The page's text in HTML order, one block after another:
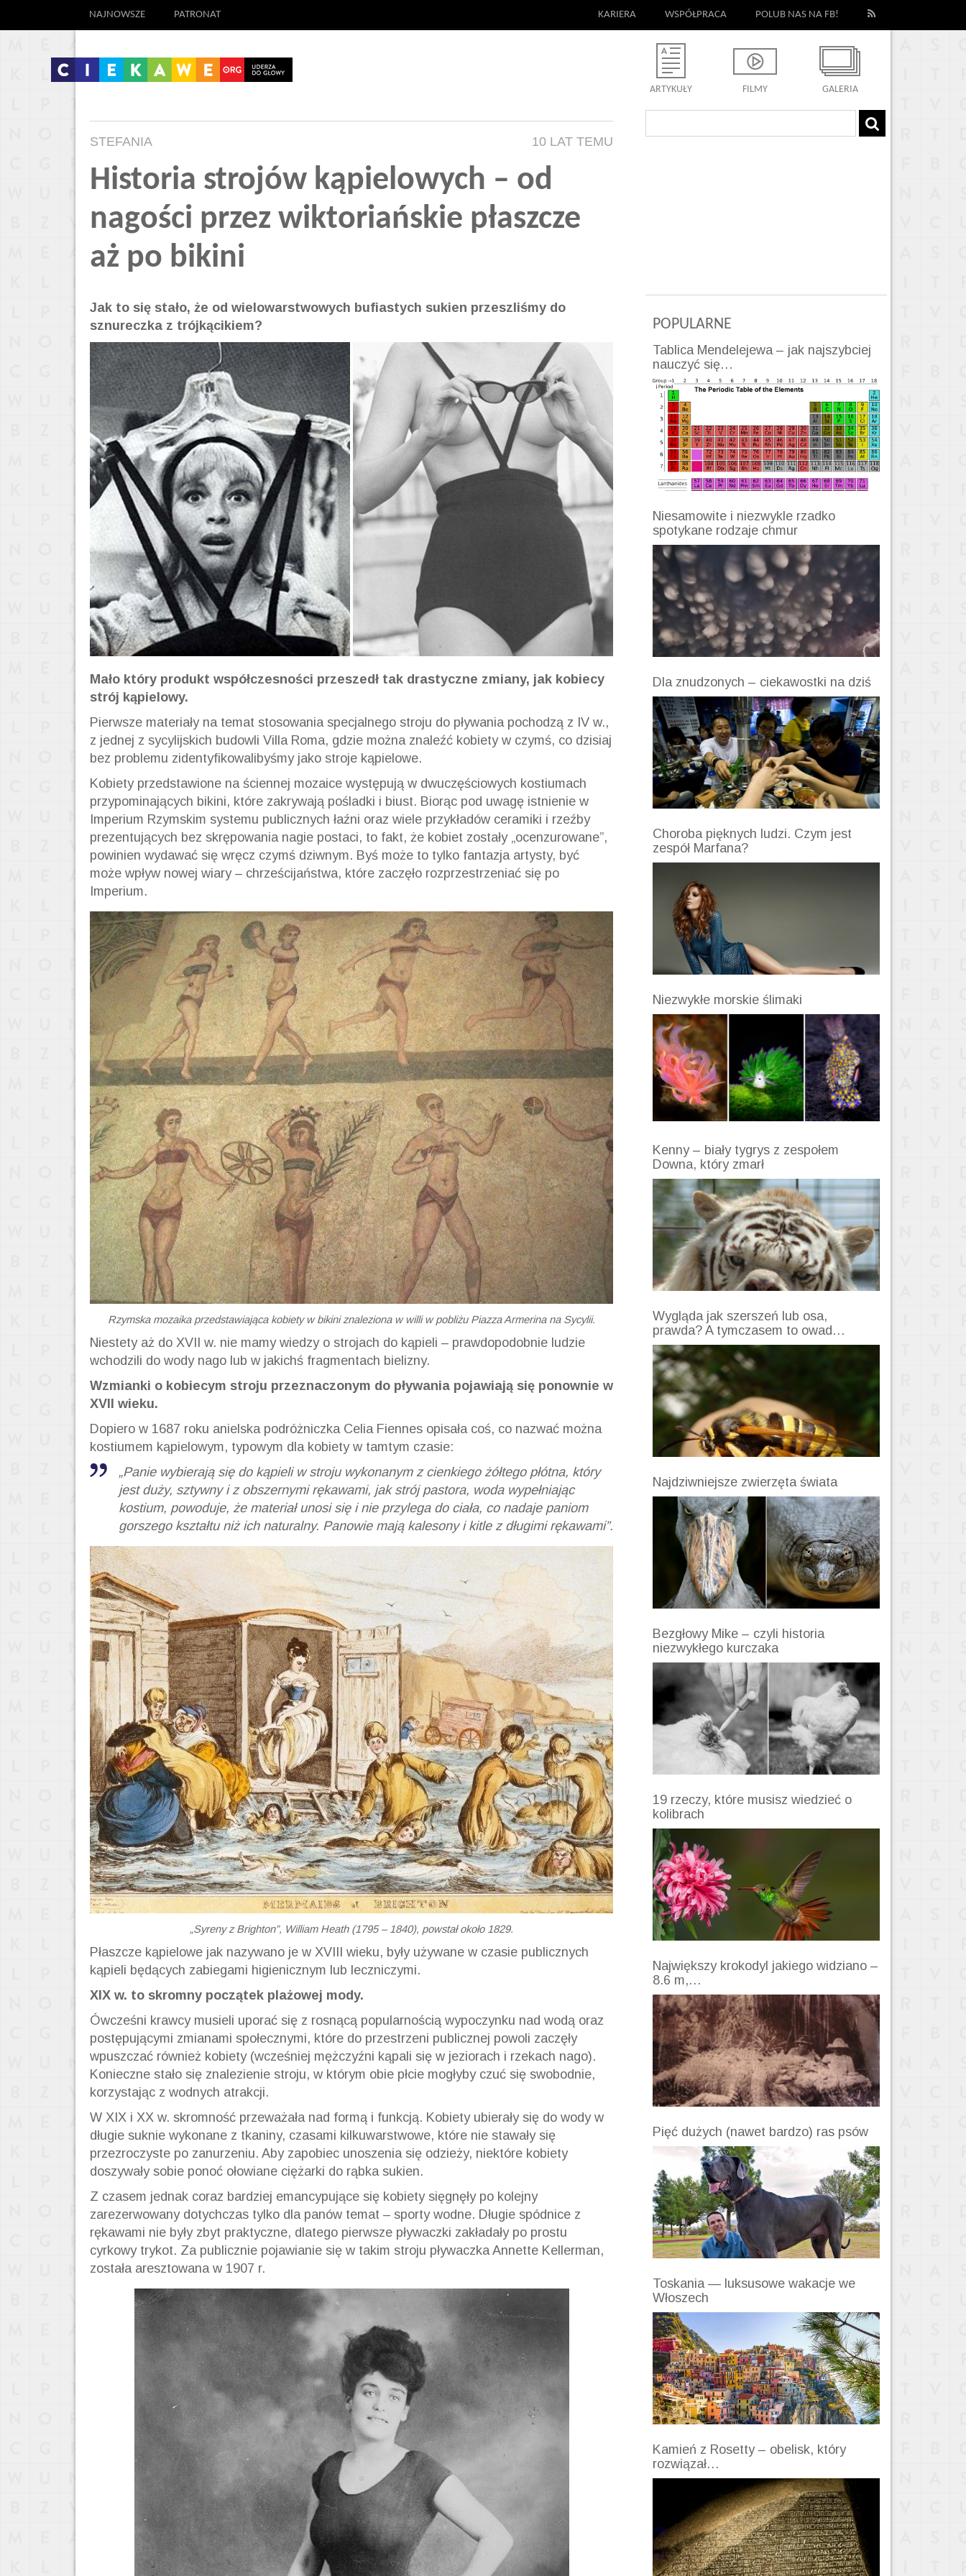
NAJNOWSZE PATRONAT KARIERA WSPÓŁPRACA POLUB NAS NA FB!
ARTYKUŁY FILMY GALERIA
STEFANIA 10 LAT TEMU
Historia strojów kąpielowych – od
nagości przez wiktoriańskie płaszcze
aż po bikini
Jak to się stało, że od wielowarstwowych bufiastych sukien przeszliśmy do
sznureczka z trójkącikiem?
Mało który produkt współczesności przeszedł tak drastyczne zmiany, jak kobiecy
strój kąpielowy.
Pierwsze materiały na temat stosowania specjalnego stroju do pływania pochodzą z IV w.,
z jednej z sycylijskich budowli Villa Roma, gdzie można znaleźć kobiety w czymś, co dzisiaj
bez problemu zidentyfikowalibyśmy jako stroje kąpielowe.
Kobiety przedstawione na ściennej mozaice występują w dwuczęściowych kostiumach
przypominających bikini, które zakrywają pośladki i biust. Biorąc pod uwagę istnienie w
Imperium Rzymskim systemu publicznych łaźni oraz wiele przykładów ceramiki i rzeźby
prezentujących bez skrępowania nagie postaci, to fakt, że kobiet zostały „ocenzurowane”,
powinien wydawać się wręcz czymś dziwnym. Byś może to tylko fantazja artysty, być
może wpływ nowej wiary – chrześcijaństwa, które zaczęło rozprzestrzeniać się po
Imperium.
Rzymska mozaika przedstawiająca kobiety w bikini znaleziona w willi w pobliżu Piazza Armerina na Sycylii.
Niestety aż do XVII w. nie mamy wiedzy o strojach do kąpieli – prawdopodobnie ludzie
wchodzili do wody nago lub w jakichś fragmentach bielizny.
Wzmianki o kobiecym stroju przeznaczonym do pływania pojawiają się ponownie w
XVII wieku.
Dopiero w 1687 roku anielska podróżniczka Celia Fiennes opisała coś, co nazwać można
kostiumem kąpielowym, typowym dla kobiety w tamtym czasie:
„Panie wybierają się do kąpieli w stroju wykonanym z cienkiego żółtego płótna, który
jest duży, sztywny i z obszernymi rękawami, jak strój pastora, woda wypełniając
kostium, powoduje, że materiał unosi się i nie przylega do ciała, co nadaje paniom
gorszego kształtu niż ich naturalny. Panowie mają kalesony i kitle z długimi rękawami”.
„Syreny z Brighton”, William Heath (1795 – 1840), powstał około 1829.
Płaszcze kąpielowe jak nazywano je w XVIII wieku, były używane w czasie publicznych
kąpieli będących zabiegami higienicznym lub leczniczymi.
XIX w. to skromny początek plażowej mody.
Ówcześni krawcy musieli uporać się z rosnącą popularnością wypoczynku nad wodą oraz
postępującymi zmianami społecznymi, które do przestrzeni publicznej powoli zaczęły
wpuszczać również kobiety (wcześniej mężczyźni kąpali się w jeziorach i rzekach nago).
Konieczne stało się znalezienie stroju, w którym obie płcie mogłyby czuć się swobodnie,
korzystając z wodnych atrakcji.
W XIX i XX w. skromność przeważała nad formą i funkcją. Kobiety ubierały się do wody w
długie suknie wykonane z tkaniny, czasami kilkuwarstwowe, które nie stawały się
przezroczyste po zanurzeniu. Aby zapobiec unoszenia się odzieży, niektóre kobiety
doszywały sobie ponoć ołowiane ciężarki do rąbka sukien.
Z czasem jednak coraz bardziej emancypujące się kobiety sięgnęły po kolejny
zarezerwowany dotychczas tylko dla panów temat – sporty wodne. Długie spódnice z
rękawami nie były zbyt praktyczne, dlatego pierwsze pływaczki zakładały po prostu
cyrkowy trykot. Za publicznie pojawianie się w takim stroju pływaczka Annette Kellerman,
została aresztowana w 1907 r.
POPULARNE
Tablica Mendelejewa – jak najszybciej
nauczyć się…
Niesamowite i niezwykle rzadko
spotykane rodzaje chmur
Dla znudzonych – ciekawostki na dziś
Choroba pięknych ludzi. Czym jest
zespół Marfana?
Niezwykłe morskie ślimaki
Kenny – biały tygrys z zespołem
Downa, który zmarł
Wygląda jak szerszeń lub osa,
prawda? A tymczasem to owad…
Najdziwniejsze zwierzęta świata
Bezgłowy Mike – czyli historia
niezwykłego kurczaka
19 rzeczy, które musisz wiedzieć o
kolibrach
Największy krokodyl jakiego widziano –
8.6 m,…
Pięć dużych (nawet bardzo) ras psów
Toskania — luksusowe wakacje we
Włoszech
Kamień z Rosetty – obelisk, który
rozwiązał…